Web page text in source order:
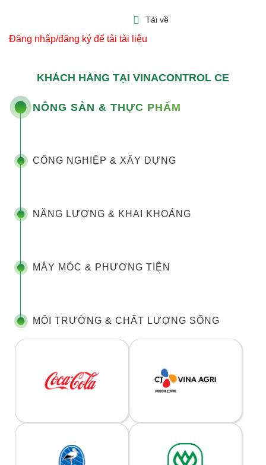
Tải về
Đăng nhập/đăng ký để tải tài liệu
KHÁCH HÀNG TẠI VINACONTROL CE
NÔNG SẢN & THỰC PHẨM
CÔNG NGHIỆP & XÂY DỰNG
NĂNG LƯỢNG & KHAI KHOÁNG
MÁY MÓC & PHƯƠNG TIỆN
MÔI TRƯỜNG & CHẤT LƯỢNG SỐNG